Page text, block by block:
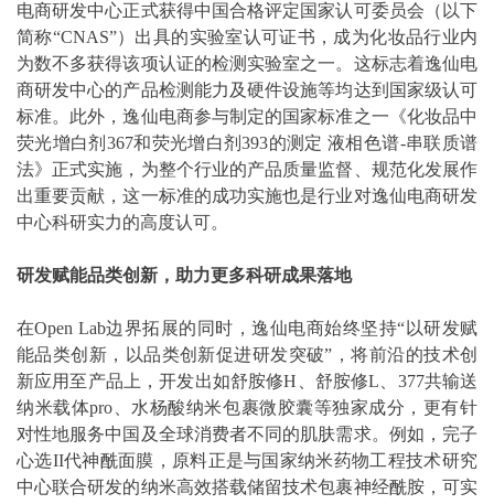
电商研发中心正式获得中国合格评定国家认可委员会（以下
简称“CNAS”）出具的实验室认可证书，成为化妆品行业内
为数不多获得该项认证的检测实验室之一。这标志着逸仙电
商研发中心的产品检测能力及硬件设施等均达到国家级认可
标准。此外，逸仙电商参与制定的国家标准之一《化妆品中
荧光增白剂367和荧光增白剂393的测定 液相色谱-串联质谱
法》正式实施，为整个行业的产品质量监督、规范化发展作
出重要贡献，这一标准的成功实施也是行业对逸仙电商研发
中心科研实力的高度认可。
研发赋能品类创新，助力更多科研成果落地
在Open Lab边界拓展的同时，逸仙电商始终坚持“以研发赋
能品类创新，以品类创新促进研发突破”，将前沿的技术创
新应用至产品上，开发出如舒胺修H、舒胺修L、377共输送
纳米载体pro、水杨酸纳米包裹微胶囊等独家成分，更有针
对性地服务中国及全球消费者不同的肌肤需求。例如，完子
心选II代神酰面膜，原料正是与国家纳米药物工程技术研究
中心联合研发的纳米高效搭载储留技术包裹神经酰胺，可实